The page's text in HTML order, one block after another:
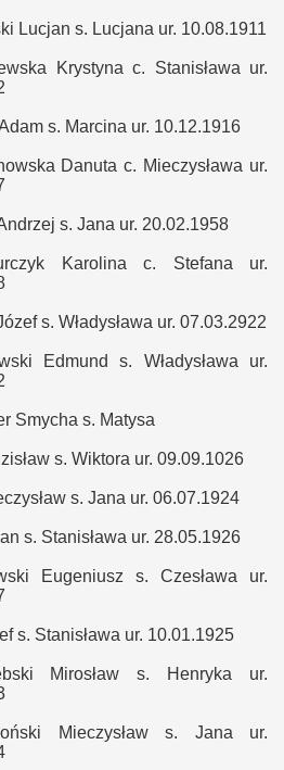
Lucjan s. Lucjana ur. 10.08.1911
Krystyna c. Stanisława ur.
s. Marcina ur. 10.12.1916
Danuta c. Mieczysława ur.
s. Jana ur. 20.02.1958
Karolina c. Stefana ur.
s. Władysława ur. 07.03.2922
Edmund s. Władysława ur.
Smycha s. Matysa
s. Wiktora ur. 09.09.1026
s. Jana ur. 06.07.1924
s. Stanisława ur. 28.05.1926
Eugeniusz s. Czesława ur.
s. Stanisława ur. 10.01.1925
Mirosław s. Henryka ur.
Mieczysław s. Jana ur.